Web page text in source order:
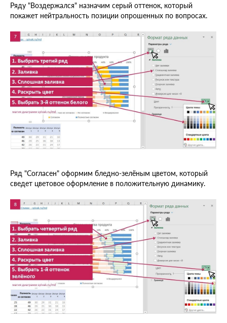
Ряду "Воздержался" назначим серый оттенок, который
покажет нейтральность позиции опрошенных по вопросах.
Ряд "Согласен" оформим бледно-зелёным цветом, который
сведет цветовое оформление в положительную динамику.